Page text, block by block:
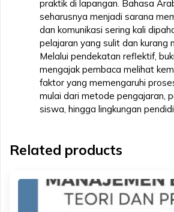
praktik di lapangan. Bahasa
seharusnya menjadi sarana
dan komunikasi sering kali
pelajaran yang sulit dan kurang
Melalui pendekatan reflektif,
mengajak pembaca melihat
faktor yang memengaruhi
mulai dari metode pengajaran,
siswa, hingga lingkungan
Related products